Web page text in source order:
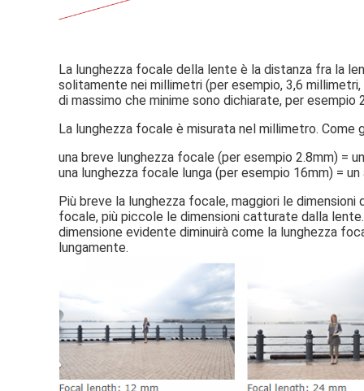
La lunghezza focale della lente è la distanza fra la
solitamente nei millimetri (per esempio, 3,6
di massimo che minime sono dichiarate, per esempio
La lunghezza focale è misurata nel millimetro. Come
una breve lunghezza focale (per esempio 2.8mm) =
una lunghezza focale lunga (per esempio 16mm) =
Più breve la lunghezza focale, maggiori le
focale, più piccole le dimensioni catturate dalla
dimensione evidente diminuirà come la lunghezza
lungamente.